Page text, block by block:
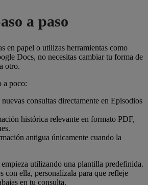
a paso
en papel o utilizas herramientas como
Docs, no necesitas cambiar tu forma de
otro.
a poco:
consultas directamente en Episodios
histórica relevante en formato PDF,
antigua únicamente cuando la
empieza utilizando una plantilla predefinida.
con ella, personalízala para que refleje
en tu consulta.